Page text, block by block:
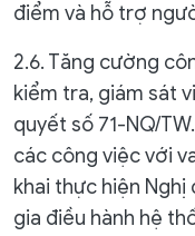
điểm và hỗ trợ
2.6. Tăng cường
kiểm tra, giám sát
quyết số 71-NQ/
các công việc với
khai thực hiện
gia điều hành hệ